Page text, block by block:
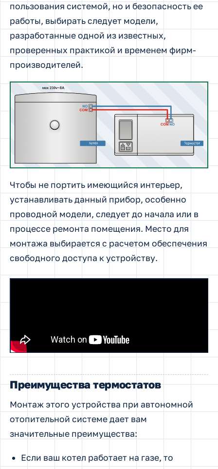
пользования системой, но и безопасность ее
работы, выбирать следует модели,
разработанные одной из известных,
проверенных практикой и временем фирм-
производителей.
Чтобы не портить имеющийся интерьер,
устанавливать данный прибор, особенно
проводной модели, следует до начала или в
процессе ремонта помещения. Место для
монтажа выбирается с расчетом обеспечения
свободного доступа к устройству.
Преимущества термостатов
Монтаж этого устройства при автономной
отопительной системе дает вам
значительные преимущества:
Если ваш котел работает на газе, то